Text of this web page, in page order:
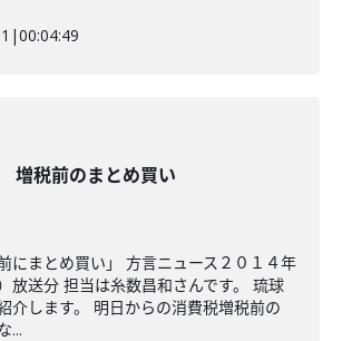
|00:04:49
増税前のまとめ買い
にまとめ買い」 方言ニュース２０１４年
放送分 担当は糸数昌和さんです。 琉球
介します。 明日からの消費税増税前の
...